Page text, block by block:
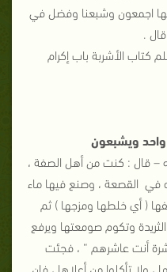
اجمعون وشبعنا وفضل في
.
وأخرجه مسلم كتاب الأشربة باب إكرام
– قال : كنت من أهل الصفة ،
في القصعة ، وصنع فيها ماء
( أي خلطها ومزجها ) ثم
وتكوم صومعتها ويرفع
أنت عاشرهم “ ، فجئت
ولا تأكلوا من أعلاها ، فإن